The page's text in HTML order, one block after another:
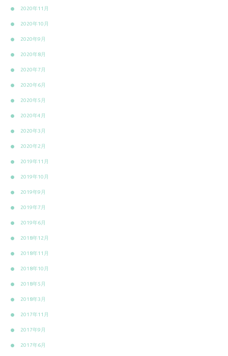
2020年11月
2020年10月
2020年9月
2020年8月
2020年7月
2020年6月
2020年5月
2020年4月
2020年3月
2020年2月
2019年11月
2019年10月
2019年9月
2019年7月
2019年6月
2018年12月
2018年11月
2018年10月
2018年5月
2018年3月
2017年11月
2017年9月
2017年6月